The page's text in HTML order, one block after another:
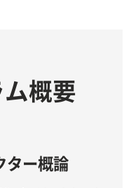
概要
ター概論